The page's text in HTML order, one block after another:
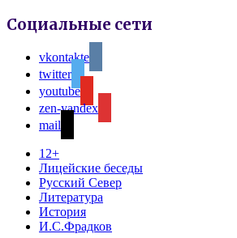
Социальные сети
vkontakte
twitter
youtube
zen-yandex
mail
12+
Лицейские беседы
Русский Север
Литература
История
И.С.Фрадков